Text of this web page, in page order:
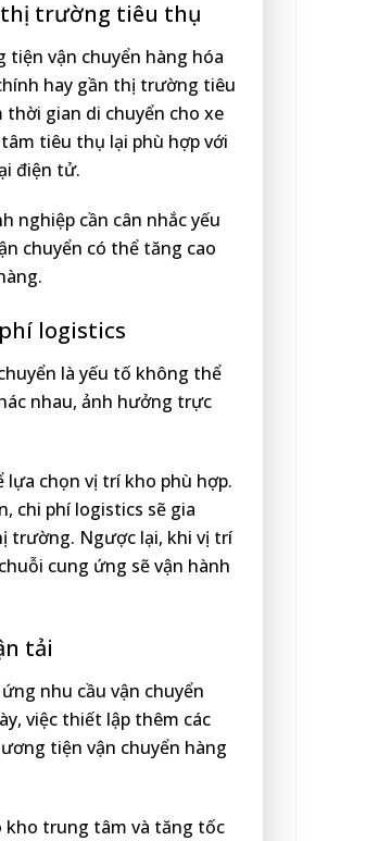
thị trường tiêu thụ
vận chuyển hàng hóa
hay gần thị trường tiêu
gian di chuyển cho xe
tiêu thụ lại phù hợp với
điện tử.
nghiệp cần cân nhắc yếu
chuyển có thể tăng cao
logistics
là yếu tố không thể
nhau, ảnh hưởng trực
lựa chọn vị trí kho phù hợp.
chi phí logistics sẽ gia
trường. Ngược lại, khi vị trí
cung ứng sẽ vận hành
tải
nhu cầu vận chuyển
việc thiết lập thêm các
tiện vận chuyển hàng
kho trung tâm và tăng tốc